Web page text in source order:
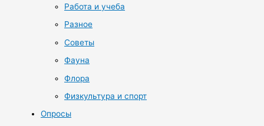
Работа и учеба
Разное
Советы
Фауна
Флора
Физкультура и спорт
Опросы